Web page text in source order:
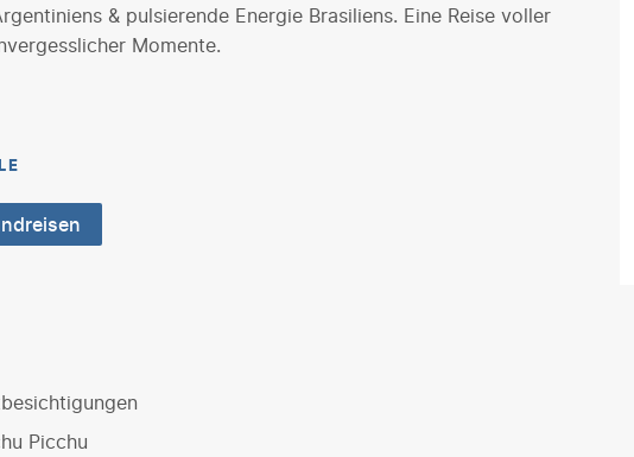
& pulsierende Energie Brasiliens. Eine Reise voller
Momente.
Picchu